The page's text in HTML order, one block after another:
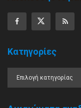
Κατηγορίες